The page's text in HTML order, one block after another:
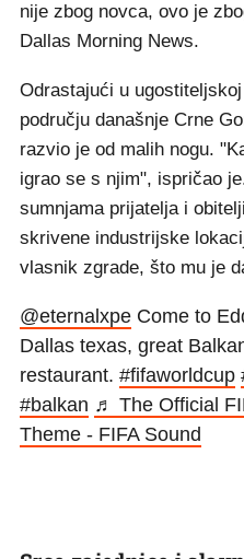
nije zbog novca, ovo je
Dallas Morning News.
Odrastajući u
području današnje Crne
razvio je od malih nogu.
igrao se s njim", ispričao
sumnjama prijatelja i
skrivene industrijske
vlasnik zgrade, što mu je
@eternalxpe Come to
Dallas texas, great
restaurant. #fifaworldcup
#balkan ♬ The Official
Theme - FIFA Sound